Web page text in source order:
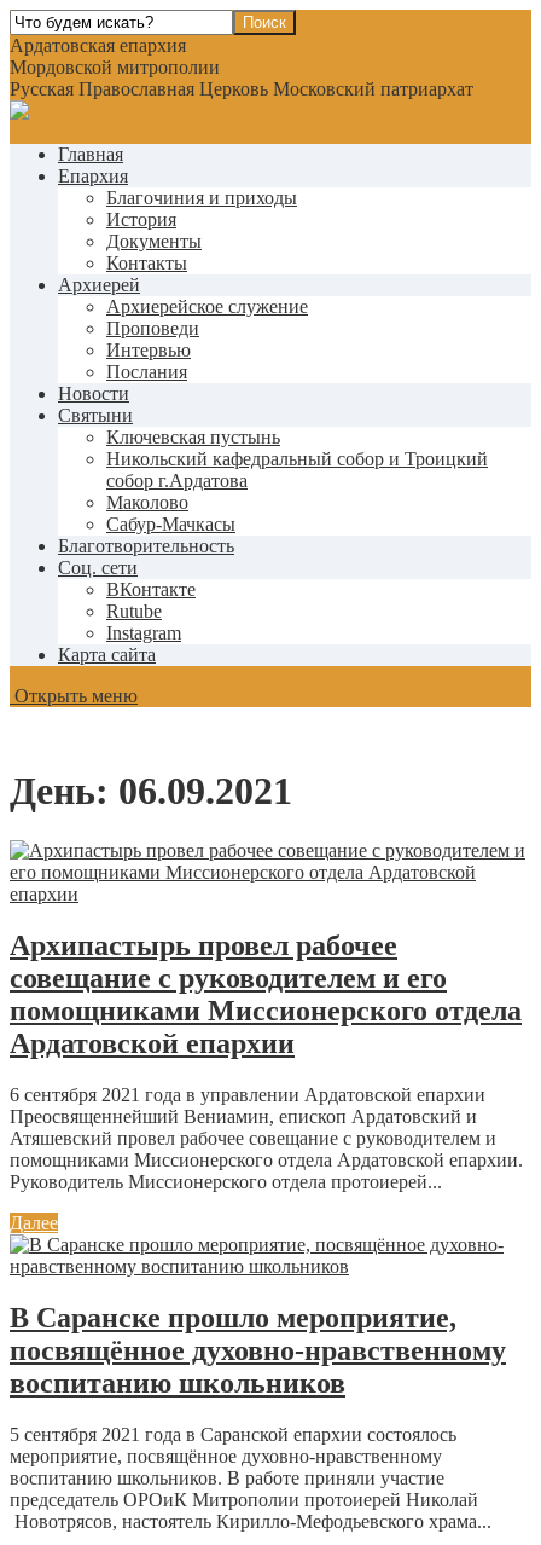
Ардатовская епархия
Мордовской митрополии
Русская Православная Церковь Московский патриархат
Главная
Епархия
Благочиния и приходы
История
Документы
Контакты
Архиерей
Архиерейское служение
Проповеди
Интервью
Послания
Новости
Святыни
Ключевская пустынь
Никольский кафедральный собор и Троицкий
собор г.Ардатова
Маколово
Сабур-Мачкасы
Благотворительность
Соц. сети
ВКонтакте
Rutube
Instagram
Карта сайта
Открыть меню
День: 06.09.2021
Архипастырь провел рабочее
совещание с руководителем и его
помощниками Миссионерского отдела
Ардатовской епархии
6 сентября 2021 года в управлении Ардатовской епархии
Преосвященнейший Вениамин, епископ Ардатовский и
Атяшевский провел рабочее совещание с руководителем и
помощниками Миссионерского отдела Ардатовской епархии.
Руководитель Миссионерского отдела протоиерей...
Далее
В Саранске прошло мероприятие,
посвящённое духовно-нравственному
воспитанию школьников
5 сентября 2021 года в Саранской епархии состоялось
мероприятие, посвящённое духовно-нравственному
воспитанию школьников. В работе приняли участие
председатель ОРОиК Митрополии протоиерей Николай
Новотрясов, настоятель Кирилло-Мефодьевского храма...